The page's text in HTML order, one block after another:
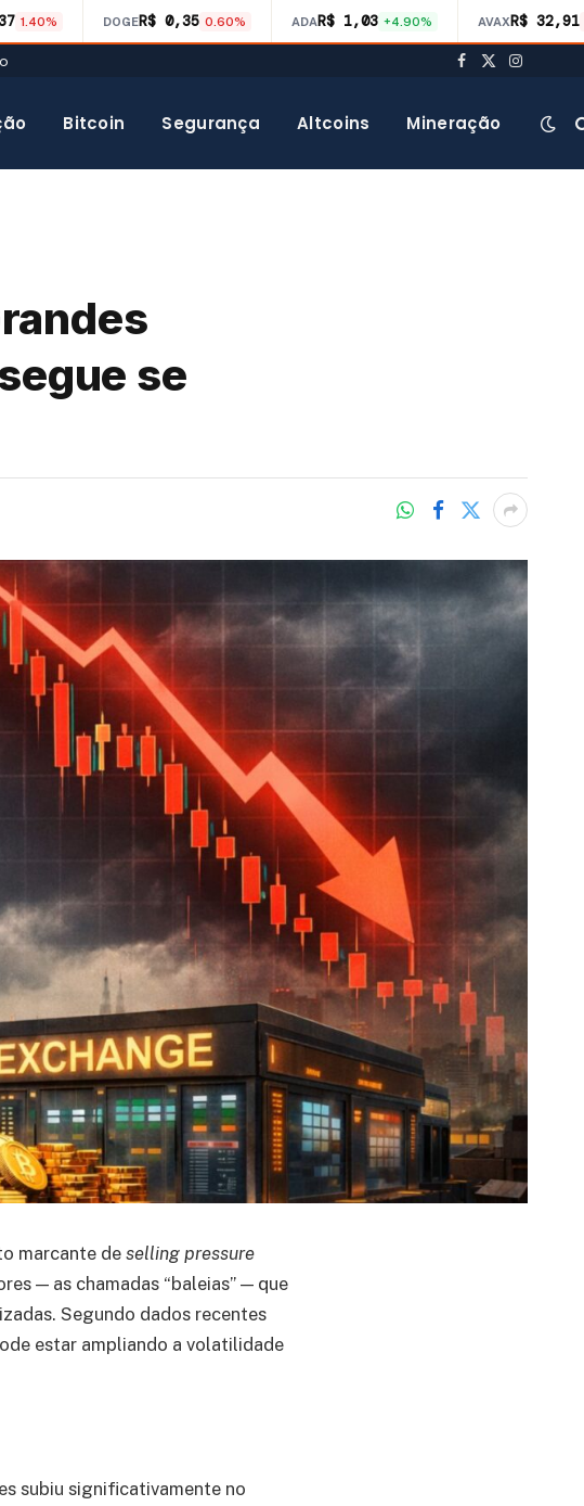
1.40% DOGER$ 0,35 0.60% ADAR$ 1,03 +4.90% AVAXR$ 32,91
Facebook
X
Bitcoin Segurança Altcoins Mineração
se
marcante de selling pressure
— as chamadas “baleias” — que
Segundo dados recentes
estar ampliando a volatilidade
subiu significativamente no